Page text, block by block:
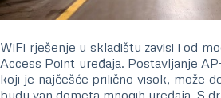
WiFi rješenje u skladištu zavisi i od
Access Point uređaja. Postavljanje
koji je najčešće prilično visok, može